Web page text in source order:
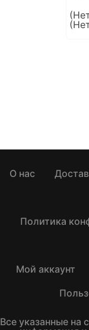
О нас
Политика
Мой аккаунт
Все указанные на